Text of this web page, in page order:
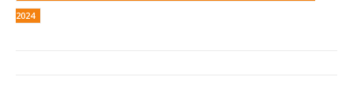
2024